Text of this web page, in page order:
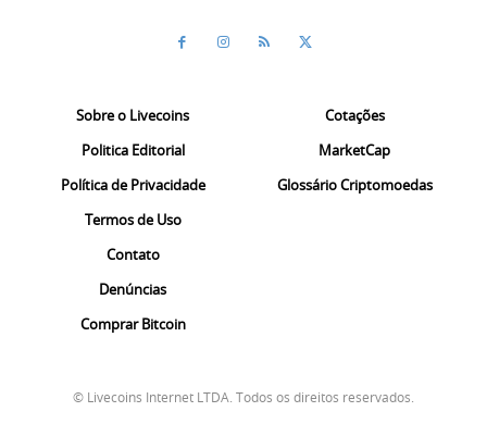
Sobre o Livecoins
Politica Editorial
Política de Privacidade
Termos de Uso
Contato
Denúncias
Comprar Bitcoin
Cotações
MarketCap
Glossário Criptomoedas
© Livecoins Internet LTDA. Todos os direitos reservados.